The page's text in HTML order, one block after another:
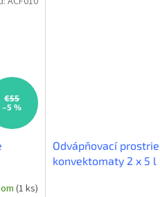
€55
–5 %
(1 ks)
Odvápňovací
konvektomaty 2 x 5 l